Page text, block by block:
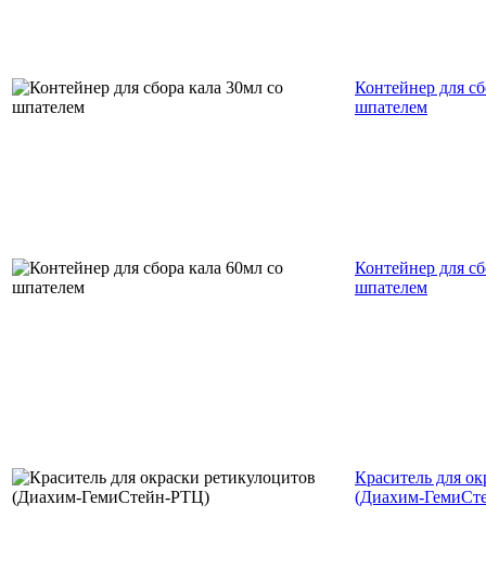
Контейнер для
шпателем
Контейнер для
шпателем
Краситель для
(Диахим-